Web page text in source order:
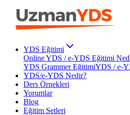
YDS Eğitimi
Online YDS / e-YDS Eğitimi
YDS Grammer EğitimiYDS / e-
YDS/e-YDS Nedir?
Ders Örnekleri
Yorumlar
Blog
Eğitim Setleri